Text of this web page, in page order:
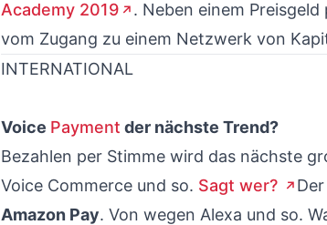
Academy 2019
. Neben einem
vom Zugang zu einem Netzwerk von
INTERNATIONAL
Voice Payment der nächste Trend?
Bezahlen per Stimme wird das nächste
Voice Commerce und so. Sagt wer?
Amazon Pay. Von wegen Alexa und so.